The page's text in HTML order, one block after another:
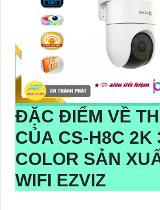
ĐẶC ĐIỂM VỀ
CỦA CS-H8C 2K
COLOR SẢN
WIFI EZVIZ